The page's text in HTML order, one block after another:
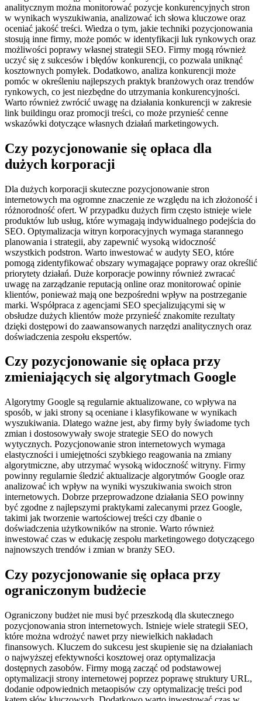
analitycznym można monitorować pozycje konkurencyjnych stron
w wynikach wyszukiwania, analizować ich słowa kluczowe oraz
oceniać jakość treści. Wiedza o tym, jakie techniki pozycjonowania
stosują inne firmy, może pomóc w identyfikacji luk rynkowych oraz
możliwości poprawy własnej strategii SEO. Firmy mogą również
uczyć się z sukcesów i błędów konkurencji, co pozwala uniknąć
kosztownych pomyłek. Dodatkowo, analiza konkurencji może
pomóc w określeniu najlepszych praktyk branżowych oraz trendów
rynkowych, co jest niezbędne do utrzymania konkurencyjności.
Warto również zwrócić uwagę na działania konkurencji w zakresie
link buildingu oraz promocji treści, co może przynieść cenne
wskazówki dotyczące własnych działań marketingowych.
Czy pozycjonowanie się opłaca dla
dużych korporacji
Dla dużych korporacji skuteczne pozycjonowanie stron
internetowych ma ogromne znaczenie ze względu na ich złożoność i
różnorodność ofert. W przypadku dużych firm często istnieje wiele
produktów lub usług, które wymagają indywidualnego podejścia do
SEO. Optymalizacja witryn korporacyjnych wymaga starannego
planowania i strategii, aby zapewnić wysoką widoczność
wszystkich podstron. Warto inwestować w audyty SEO, które
pomogą zidentyfikować obszary wymagające poprawy oraz określić
priorytety działań. Duże korporacje powinny również zwracać
uwagę na zarządzanie reputacją online oraz monitorować opinie
klientów, ponieważ mają one bezpośredni wpływ na postrzeganie
marki. Współpraca z agencjami SEO specjalizującymi się w
obsłudze dużych klientów może przynieść znakomite rezultaty
dzięki dostępowi do zaawansowanych narzędzi analitycznych oraz
doświadczenia zespołu ekspertów.
Czy pozycjonowanie się opłaca przy
zmieniających się algorytmach Google
Algorytmy Google są regularnie aktualizowane, co wpływa na
sposób, w jaki strony są oceniane i klasyfikowane w wynikach
wyszukiwania. Dlatego ważne jest, aby firmy były świadome tych
zmian i dostosowywały swoje strategie SEO do nowych
wytycznych. Pozycjonowanie stron internetowych wymaga
elastyczności i umiejętności szybkiego reagowania na zmiany
algorytmiczne, aby utrzymać wysoką widoczność witryny. Firmy
powinny regularnie śledzić aktualizacje algorytmów Google oraz
analizować ich wpływ na wyniki wyszukiwania swoich stron
internetowych. Dobrze przeprowadzone działania SEO powinny
być zgodne z najlepszymi praktykami zalecanymi przez Google,
takimi jak tworzenie wartościowej treści czy dbanie o
doświadczenia użytkowników na stronie. Warto również
inwestować czas w edukację zespołu marketingowego dotyczącego
najnowszych trendów i zmian w branży SEO.
Czy pozycjonowanie się opłaca przy
ograniczonym budżecie
Ograniczony budżet nie musi być przeszkodą dla skutecznego
pozycjonowania stron internetowych. Istnieje wiele strategii SEO,
które można wdrożyć nawet przy niewielkich nakładach
finansowych. Kluczem do sukcesu jest skupienie się na działaniach
o najwyższej efektywności kosztowej oraz optymalizacja
dostępnych zasobów. Firmy mogą zacząć od podstawowej
optymalizacji strony internetowej poprzez poprawę struktury URL,
dodanie odpowiednich metaopisów czy optymalizację treści pod